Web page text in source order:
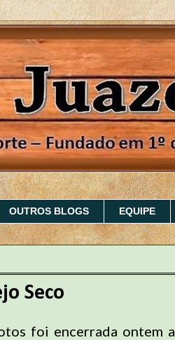
OUTROS BLOGS EQUIPE
Seco
foi encerrada ontem a